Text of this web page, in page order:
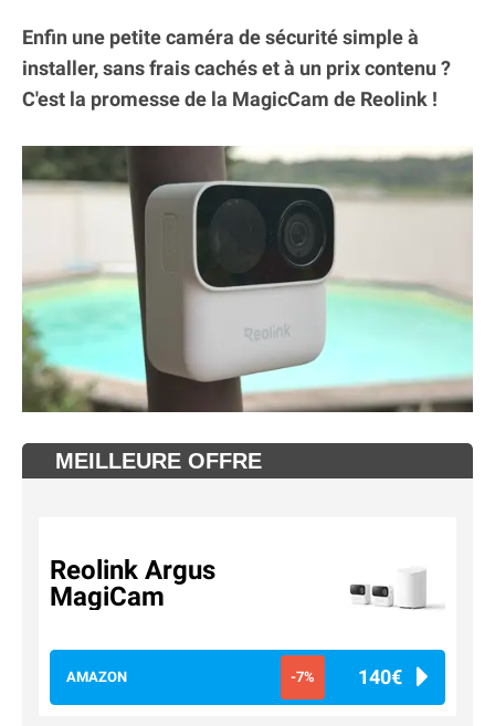
Enfin une petite caméra de sécurité simple à
installer, sans frais cachés et à un prix contenu ?
C'est la promesse de la MagicCam de Reolink !
MEILLEURE OFFRE
Reolink Argus
MagiCam
AMAZON -7% 140€